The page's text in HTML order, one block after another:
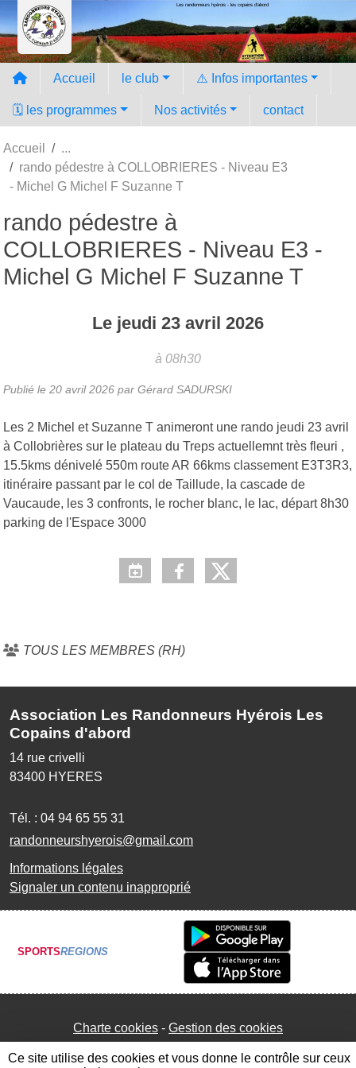
Les randonneurs hyèrois - les copains d'abord
Accueil le club ⚠️ Infos importantes
🗓️ les programmes Nos activités contact
Accueil
rando pédestre à COLLOBRIERES - Niveau E3
- Michel G Michel F Suzanne T
rando pédestre à
COLLOBRIERES - Niveau E3 -
Michel G Michel F Suzanne T
Le jeudi 23 avril 2026
à 08h30
Publié le 20 avril 2026 par Gérard SADURSKI
Les 2 Michel et Suzanne T animeront une rando jeudi 23 avril
à Collobrières sur le plateau du Treps actuellemnt très fleuri ,
15.5kms dénivelé 550m route AR 66kms classement E3T3R3,
itinéraire passant par le col de Taillude, la cascade de
Vaucaude, les 3 confronts, le rocher blanc, le lac, départ 8h30
parking de l'Espace 3000
TOUS LES MEMBRES (RH)
Association Les Randonneurs Hyérois Les
Copains d'abord
14 rue crivelli
83400 HYERES
Tél. : 04 94 65 55 31
randonneurshyerois@gmail.com
Informations légales
Signaler un contenu inapproprié
SPORTSREGIONS
Charte cookies Gestion des cookies
Panneau de gestion des cookies
Ce site utilise des cookies et vous donne le contrôle sur ceux